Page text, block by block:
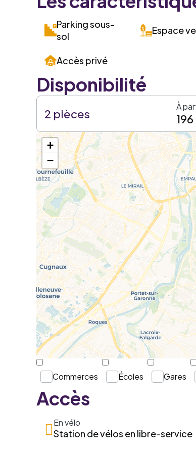
Parking sous-
sol
Espace
Accès privé
Disponibilité
2 pièces
À
+
−
Commerces Écoles Gares
Accès
En vélo
Station de vélos en libre-service